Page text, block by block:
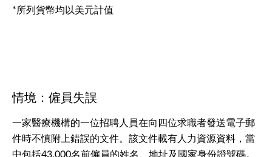
*所列貨幣均以美元計值
情境：僱員失誤
一家醫療機構的一位招聘人員在向四位求職者發送電子郵
件時不慎附上錯誤的文件。該文件載有人力資源資料，當
中包括43,000名前僱員的姓名、地址及國家身份證號碼。